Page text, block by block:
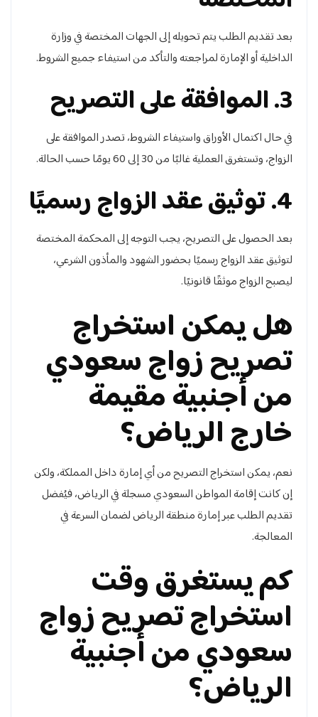
بعد تقديم الطلب يتم تحويله إلى الجهات المختصة في وزارة
الداخلية أو الإمارة لمراجعته والتأكد من استيفاء جميع الشروط.
3. الموافقة على التصريح
في حال اكتمال الأوراق واستيفاء الشروط، تصدر الموافقة على
الزواج، وتستغرق العملية غالبًا من 30 إلى 60 يومًا حسب الحالة.
4. توثيق عقد الزواج رسميًا
بعد الحصول على التصريح، يجب التوجه إلى المحكمة المختصة
لتوثيق عقد الزواج رسميًا بحضور الشهود والمأذون الشرعي،
ليصبح الزواج موثقًا قانونيًا.
هل يمكن استخراج
تصريح زواج سعودي
من أجنبية مقيمة
خارج الرياض؟
نعم، يمكن استخراج التصريح من أي إمارة داخل المملكة، ولكن
إن كانت إقامة المواطن السعودي مسجلة في الرياض، فيُفضل
تقديم الطلب عبر إمارة منطقة الرياض لضمان السرعة في
المعالجة.
كم يستغرق وقت
استخراج تصريح زواج
سعودي من أجنبية
الرياض؟